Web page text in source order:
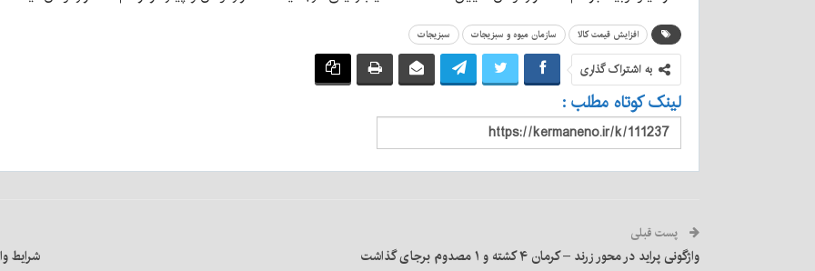
افزایش قیمت کالا سازمان میوه و سبزیجات سبزیجات
به اشتراک گذاری
لینک کوتاه مطلب :
پست قبلی
واژگونی پراید در محور زرند – کرمان ۴ کشته و ۱ مصدوم برجای گذاشت شرایط